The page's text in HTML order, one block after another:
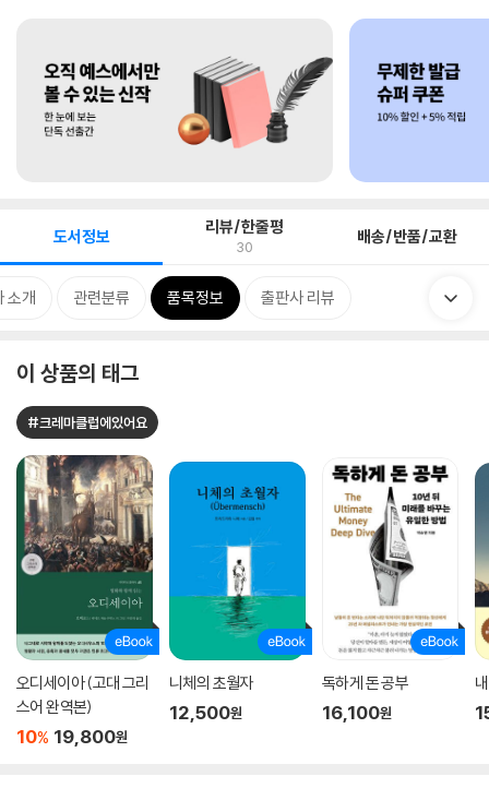
도서정보 리뷰/한줄평
30 배송/반품/교환
소개 관련분류 품목정보 출판사 리뷰
이 상품의 태그
#크레마클럽에있어요
오디세이아 (고대 그리
스어 완역본)
10% 19,800원
니체의 초월자
12,500원
독하게 돈 공부
16,100원